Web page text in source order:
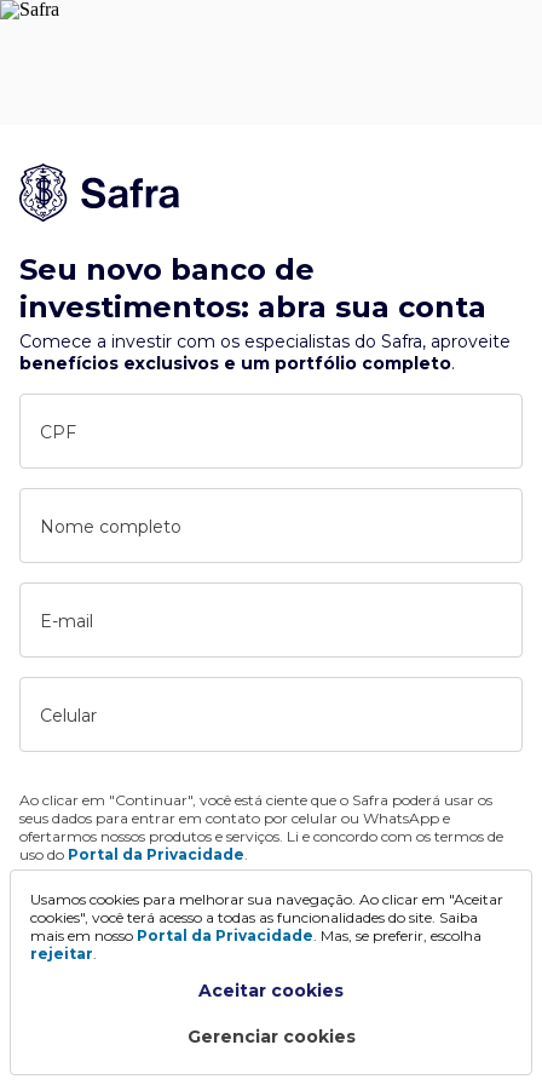
Seu novo banco de
investimentos: abra sua conta
Comece a investir com os especialistas do Safra, aproveite
benefícios exclusivos e um portfólio completo.
CPF
Nome completo
E-mail
Celular
Ao clicar em "Continuar", você está ciente que o Safra poderá usar os
seus dados para entrar em contato por celular ou WhatsApp e
ofertarmos nossos produtos e serviços. Li e concordo com os termos de
uso do Portal da Privacidade.
Continuar
Usamos cookies para melhorar sua navegação. Ao clicar em "Aceitar
cookies", você terá acesso a todas as funcionalidades do site. Saiba
mais em nosso Portal da Privacidade. Mas, se preferir, escolha
rejeitar.
Aceitar cookies
Gerenciar cookies